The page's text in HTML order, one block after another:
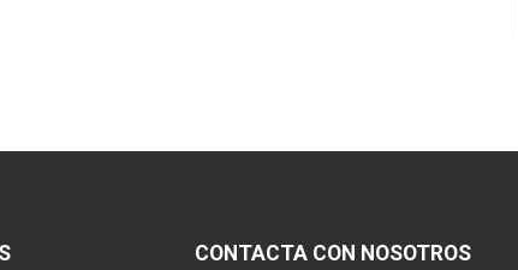
CONTACTA CON NOSOTROS